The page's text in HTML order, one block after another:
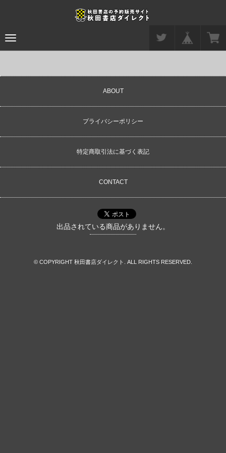
Toggle
navigation
出品されている商品がありません。
ABOUT
プライバシーポリシー
特定商取引法に基づく表記
CONTACT
© COPYRIGHT 秋田書店ダイレクト. ALL RIGHTS RESERVED.